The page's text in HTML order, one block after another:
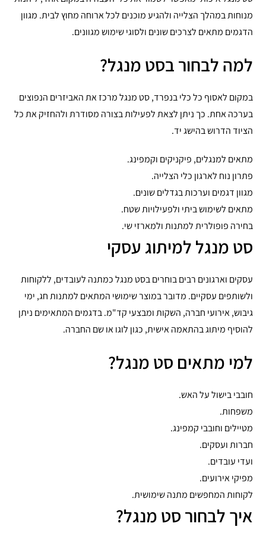
מנוחות במהלך הצלייה ולהגיע מוכנים לכל ארוחה מחוץ לבית. מגוון
הדגמים מתאים לצרכים שונים ולסוגי שימוש מגוונים.
למה לבחור בסט מנגל?
במקום לאסוף כל כלי בנפרד, סט מנגל מרכז את האביזרים הנפוצים
בערכה אחת. כך ניתן לצאת לפעילות בצורה מסודרת ולהחזיק את כל
הציוד הדרוש בהישג יד.
מתאים למנגלים, פיקניקים וקמפינג.
פתרון נוח לארגון כלי הצלייה.
מגוון דגמים וערכות בגדלים שונים.
מתאים לשימוש ביתי ולפעילויות שטח.
בחירה פופולרית למתנות ולמארזי שי.
סט מנגל למיתוג עסקי
עסקים וארגונים רבים בוחרים בסט מנגל כמתנה לעובדים, ללקוחות
ולשותפים עסקיים. מדובר במוצר שימושי המתאים למתנות חג, ימי
גיבוש, אירועי חברה, השקות ומבצעי קד"מ. בדגמים המתאימים ניתן
להוסיף מיתוג בהתאמה אישית, כגון לוגו או שם החברה.
למי מתאים סט מנגל?
חובבי בישול על האש.
משפחות.
מטיילים וחובבי קמפינג.
חברות ועסקים.
ועדי עובדים.
מפיקי אירועים.
לקוחות המחפשים מתנה שימושית.
איך לבחור סט מנגל?